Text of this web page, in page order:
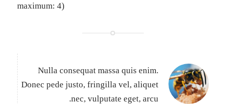
maximum: 4)
Nulla consequat massa quis enim.
Donec pede justo, fringilla vel, aliquet
nec, vulputate eget, arcu.